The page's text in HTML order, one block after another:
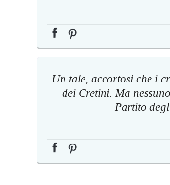
Un tale, accortosi che i
dei Cretini. Ma
Partito